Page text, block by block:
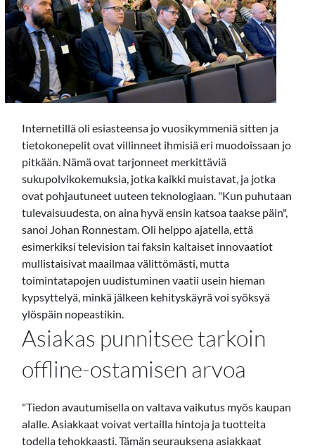
Internetillä oli esiasteensa jo vuosikymmeniä sitten ja
tietokonepelit ovat villinneet ihmisiä eri muodoissaan jo
pitkään. Nämä ovat tarjonneet merkittäviä
sukupolvikokemuksia, jotka kaikki muistavat, ja jotka
ovat pohjautuneet uuteen teknologiaan. "Kun puhutaan
tulevaisuudesta, on aina hyvä ensin katsoa taakse päin",
sanoi Johan Ronnestam. Oli helppo ajatella, että
esimerkiksi television tai faksin kaltaiset innovaatiot
mullistaisivat maailmaa välittömästi, mutta
toimintatapojen uudistuminen vaatii usein hieman
kypsyttelyä, minkä jälkeen kehityskäyrä voi syöksyä
ylöspäin nopeastikin.
Asiakas punnitsee tarkoin
offline-ostamisen arvoa
"Tiedon avautumisella on valtava vaikutus myös kaupan
alalle. Asiakkaat voivat vertailla hintoja ja tuotteita
todella tehokkaasti. Tämän seurauksena asiakkaat